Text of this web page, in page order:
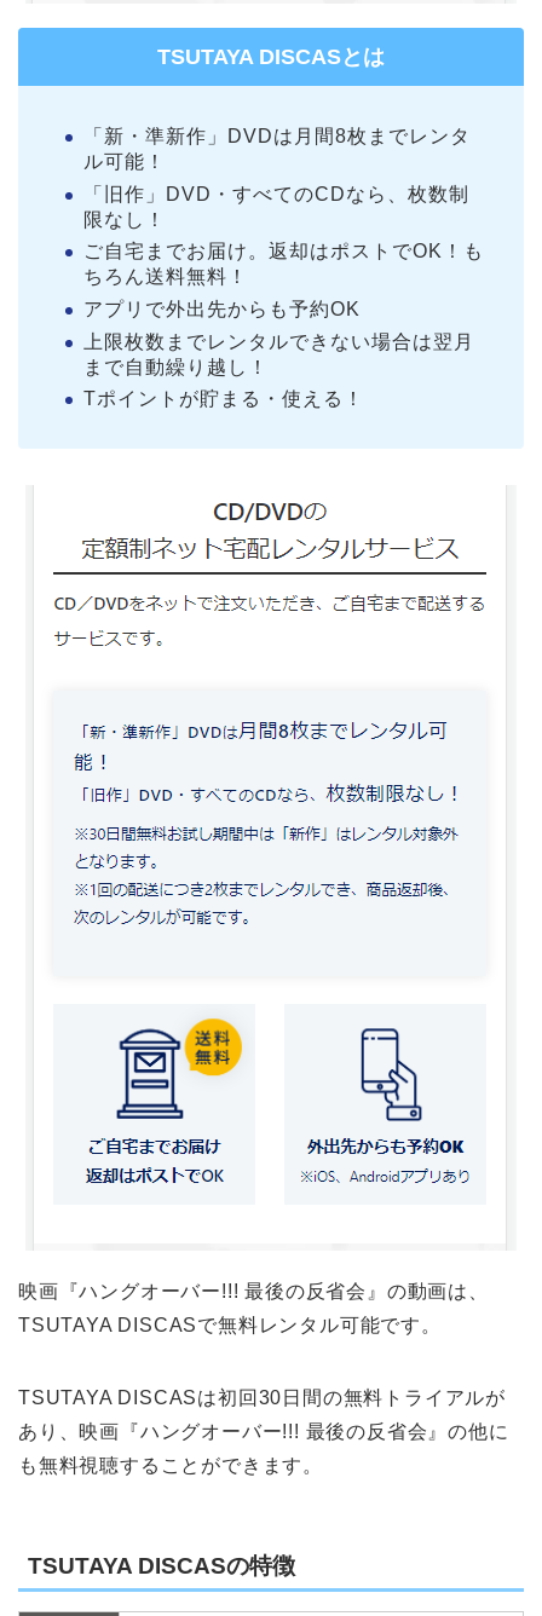
TSUTAYA DISCASとは
「新・準新作」DVDは月間8枚までレンタ
ル可能！
「旧作」DVD・すべてのCDなら、枚数制
限なし！
ご自宅までお届け。返却はポストでOK！も
ちろん送料無料！
アプリで外出先からも予約OK
上限枚数までレンタルできない場合は翌月
まで自動繰り越し！
Tポイントが貯まる・使える！
映画『ハングオーバー!!! 最後の反省会』の動画は、
TSUTAYA DISCASで無料レンタル可能です。
TSUTAYA DISCASは初回30日間の無料トライアルが
あり、映画『ハングオーバー!!! 最後の反省会』の他に
も無料視聴することができます。
TSUTAYA DISCASの特徴